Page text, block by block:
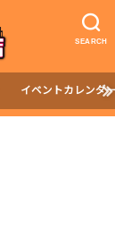
SEARCH
イベントカレンダ